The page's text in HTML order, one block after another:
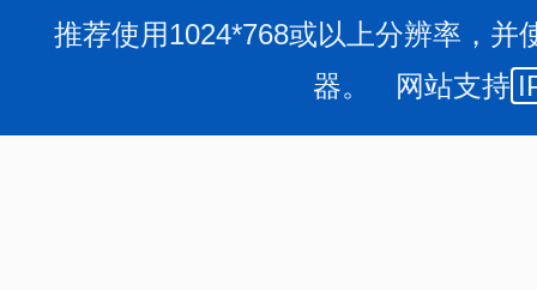
推荐使用1024*768或以上分辨率，并
器。 网站支持